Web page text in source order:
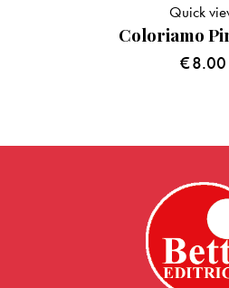
Coloriamo
€8.00
Quick